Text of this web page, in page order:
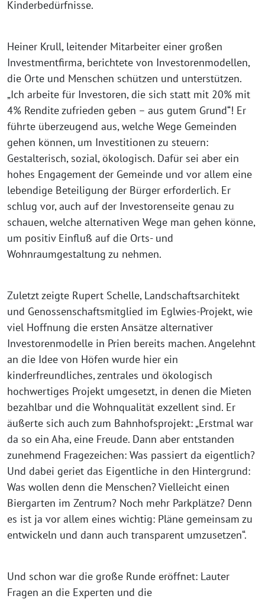
Kinderbedürfnisse.
Heiner Krull, leitender Mitarbeiter einer großen
Investmentfirma, berichtete von Investorenmodellen,
die Orte und Menschen schützen und unterstützen.
„Ich arbeite für Investoren, die sich statt mit 20% mit
4% Rendite zufrieden geben – aus gutem Grund“! Er
führte überzeugend aus, welche Wege Gemeinden
gehen können, um Investitionen zu steuern:
Gestalterisch, sozial, ökologisch. Dafür sei aber ein
hohes Engagement der Gemeinde und vor allem eine
lebendige Beteiligung der Bürger erforderlich. Er
schlug vor, auch auf der Investorenseite genau zu
schauen, welche alternativen Wege man gehen könne,
um positiv Einfluß auf die Orts- und
Wohnraumgestaltung zu nehmen.
Zuletzt zeigte Rupert Schelle, Landschaftsarchitekt
und Genossenschaftsmitglied im Eglwies-Projekt, wie
viel Hoffnung die ersten Ansätze alternativer
Investorenmodelle in Prien bereits machen. Angelehnt
an die Idee von Höfen wurde hier ein
kinderfreundliches, zentrales und ökologisch
hochwertiges Projekt umgesetzt, in denen die Mieten
bezahlbar und die Wohnqualität exzellent sind. Er
äußerte sich auch zum Bahnhofsprojekt: „Erstmal war
da so ein Aha, eine Freude. Dann aber entstanden
zunehmend Fragezeichen: Was passiert da eigentlich?
Und dabei geriet das Eigentliche in den Hintergrund:
Was wollen denn die Menschen? Vielleicht einen
Biergarten im Zentrum? Noch mehr Parkplätze? Denn
es ist ja vor allem eines wichtig: Pläne gemeinsam zu
entwickeln und dann auch transparent umzusetzen“.
Und schon war die große Runde eröffnet: Lauter
Fragen an die Experten und die